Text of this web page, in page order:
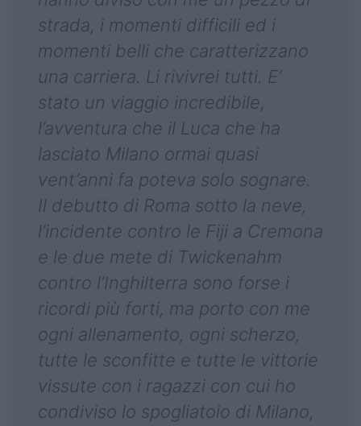
strada, i momenti difficili ed i
momenti belli che caratterizzano
una carriera. Li rivivrei tutti. E’
stato un viaggio incredibile,
l’avventura che il Luca che ha
lasciato Milano ormai quasi
vent’anni fa poteva solo sognare.
Il debutto di Roma sotto la neve,
l’incidente contro le Fiji a Cremona
e le due mete di Twickenahm
contro l’Inghilterra sono forse i
ricordi più forti, ma porto con me
ogni allenamento, ogni scherzo,
tutte le sconfitte e tutte le vittorie
vissute con i ragazzi con cui ho
condiviso lo spogliatoio di Milano,